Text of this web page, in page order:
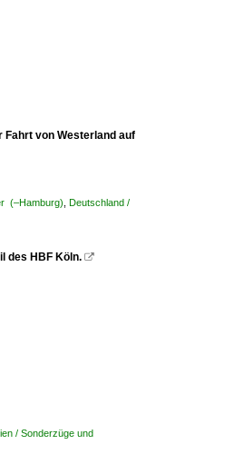
Fahrt von Westerland auf
(–Hamburg) Deutschland /
des HBF Köln. 
/ Sonderzüge und